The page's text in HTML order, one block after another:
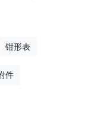
钳形表
件